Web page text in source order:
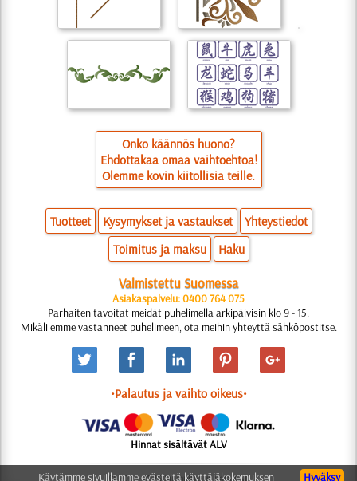
Onko käännös huono?
Ehdottakaa omaa vaihtoehtoa!
Olemme kovin kiitollisia teille.
Tuotteet Kysymykset ja vastaukset
Yhteystiedot
Toimitus ja maksu
Haku
Valmistettu Suomessa
Asiakaspalvelu: 0400 764 075
Parhaiten tavoitat meidät puhelimella arkipäivisin klo 9 - 15.
Mikäli emme vastanneet puhelimeen, ota meihin yhteyttä sähköpostitse.
•Palautus ja vaihto oikeus•
Hinnat sisältävät ALV
© 2006-2025 Suunnittelu: Natali M. Hyväksy
Käytämme sivuillamme evästeitä käyttäjäkokemuksen